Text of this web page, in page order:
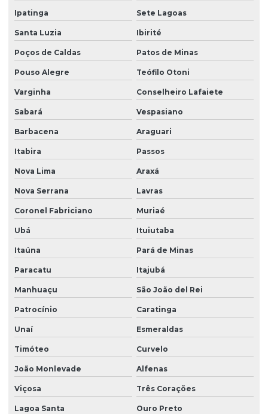
Motor com redutor de velocidade acoplado
Motor trifásico 0.5 CV
Motor trifásico 1/2 cv
Motor trifásico 1/3 cv
Motor trifásico 1/4 cv
Motoredutor 1/20 cv para tanque de líquidos
Motoredutor 1cv
Motoredutor 40w para agitação de líquidos
Motoredutor para agitação de líquidos
Motoredutor para agitação de tanques
Motoredutor de baixa rotação
Motoredutor de baixa rotação para líquidos
Motoredutor para churrasqueira
Motoredutor para churrasqueira rolete
Motoredutor para churrasqueira rotativa
Motoredutor industrial
Motoredutor para mistura de fluídos
Ipatinga Sete Lagoas
Santa Luzia Ibirité
Poços de Caldas Patos de Minas
Pouso Alegre Teófilo Otoni
Varginha Conselheiro Lafaiete
Sabará Vespasiano
Barbacena Araguari
Itabira Passos
Nova Lima Araxá
Nova Serrana Lavras
Coronel Fabriciano Muriaé
Ubá Ituiutaba
Itaúna Pará de Minas
Paracatu Itajubá
Manhuaçu São João del Rei
Patrocínio Caratinga
Unaí Esmeraldas
Timóteo Curvelo
João Monlevade Alfenas
Viçosa Três Corações
Lagoa Santa Ouro Preto